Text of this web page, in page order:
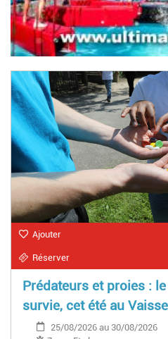
Ajouter
Réserver
Prédateurs et proies :
survie, cet été au
25/08/2026 au 30/08/2026